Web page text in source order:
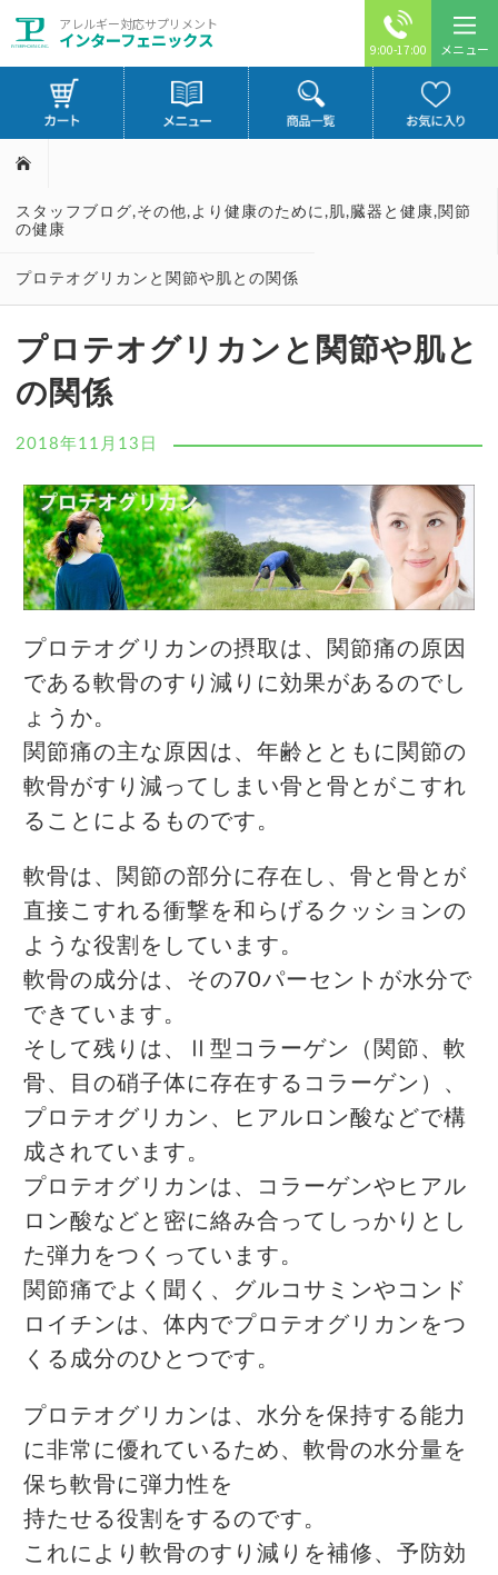
アレルギー対応サプリメント
インターフェニックス 9:00-17:00 メニュー
スタッフブログ,その他, より健康のために , 肌, 臓器と健康,関節
の健康
プロテオグリカンと関節や肌との関係
プロテオグリカンと関節や肌と
の関係
2018年11月13日
プロテオグリカンの摂取は、関節痛の原因
である軟骨のすり減りに効果があるのでし
ょうか。
関節痛の主な原因は、年齢とともに関節の
軟骨がすり減ってしまい骨と骨とがこすれ
ることによるものです。
軟骨は、関節の部分に存在し、骨と骨とが
直接こすれる衝撃を和らげるクッションの
ような役割をしています。
軟骨の成分は、その70パーセントが水分で
できています。
そして残りは、Ⅱ型コラーゲン（関節、軟
骨、目の硝子体に存在するコラーゲン）、
プロテオグリカン、ヒアルロン酸などで構
成されています。
プロテオグリカンは、コラーゲンやヒアル
ロン酸などと密に絡み合ってしっかりとし
た弾力をつくっています。
関節痛でよく聞く、グルコサミンやコンド
ロイチンは、体内でプロテオグリカンをつ
くる成分のひとつです。
プロテオグリカンは、水分を保持する能力
に非常に優れているため、軟骨の水分量を
保ち軟骨に弾力性を
持たせる役割をするのです。
これにより軟骨のすり減りを補修、予防効